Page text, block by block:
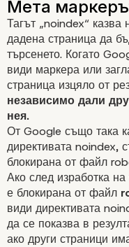
Тагът „noindex“ казва
дадена страница да
търсенето. Когато
види маркера или
страница изцяло от
независимо дали
нея.
От Google също така
директивата noindex,
блокирана от файл
Ако след изработка
е блокирана от файл
види директивата
да се показва в
ако други страници